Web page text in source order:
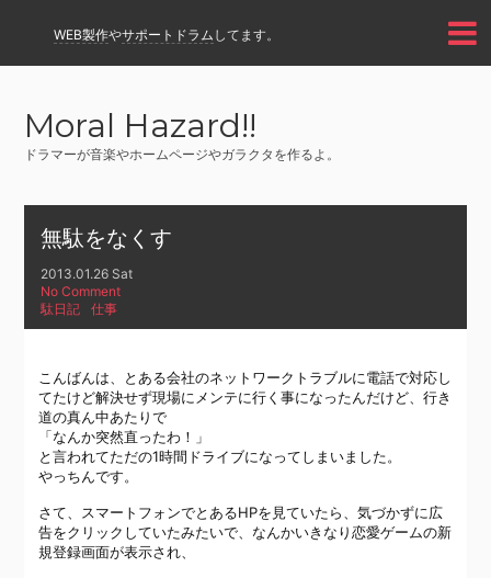
WEB製作やサポートドラム してます。
Moral Hazard!!
ドラマーが音楽やホームページやガラクタを作るよ。
無駄をなくす
2013.01.26 Sat
No Comment
駄日記
仕事
こんばんは、とある会社のネットワークトラブルに電話で対応し
てたけど解決せず現場にメンテに行く事になったんだけど、行き
道の真ん中あたりで
「なんか突然直ったわ！」
と言われてただの1時間ドライブになってしまいました。
やっちんです。
さて、スマートフォンでとあるHPを見ていたら、気づかずに広
告をクリックしていたみたいで、なんかいきなり恋愛ゲームの新
規登録画面が表示され、